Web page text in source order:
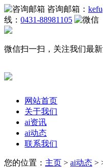
咨询邮箱：
线： 0431-88981105
微信扫一扫，关注我们最
网站首页
关于我们
ai资讯
ai动态
联系我们
您的位置： 主页 > ai动态 >